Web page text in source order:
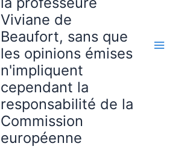
Viviane de
Beaufort, sans que
les opinions émises
n'impliquent
cependant la
responsabilité de la
Commission
européenne